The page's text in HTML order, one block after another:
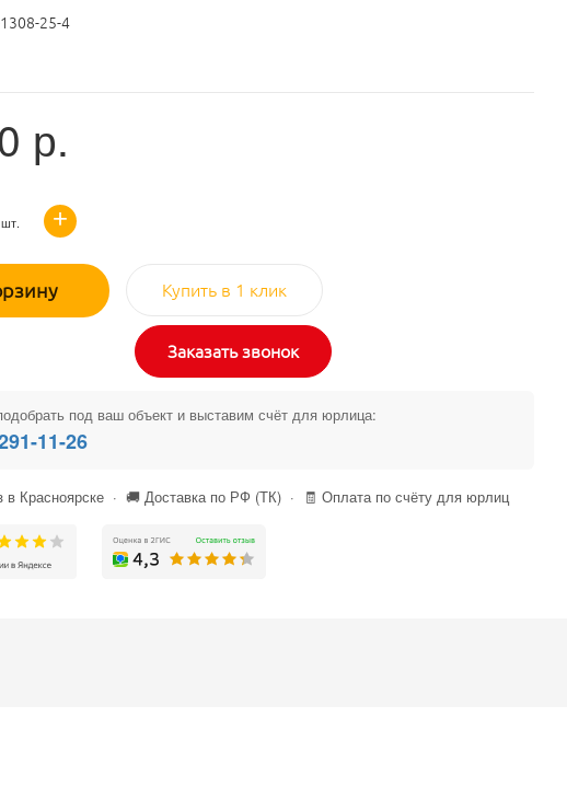
25-4
р.
шт. +
Купить в 1 клик
Заказать звонок
под ваш объект и выставим счёт для юрлица:
11-26
Красноярске · 🚚 Доставка по РФ (ТК) · 🧾 Оплата по счёту для юрлиц